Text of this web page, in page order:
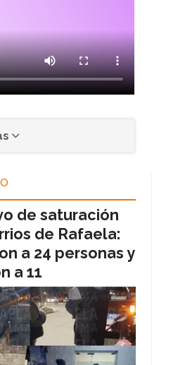
de saturación
de Rafaela:
a 24 personas y
a 11